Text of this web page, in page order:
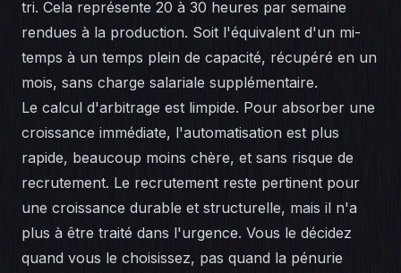
tri. Cela représente 20 à 30 heures par semaine
rendues à la production. Soit l'équivalent d'un mi-
temps à un temps plein de capacité, récupéré en un
mois, sans charge salariale supplémentaire.
Le calcul d'arbitrage est limpide. Pour absorber une
croissance immédiate, l'automatisation est plus
rapide, beaucoup moins chère, et sans risque de
recrutement. Le recrutement reste pertinent pour
une croissance durable et structurelle, mais il n'a
plus à être traité dans l'urgence. Vous le décidez
quand vous le choisissez, pas quand la pénurie